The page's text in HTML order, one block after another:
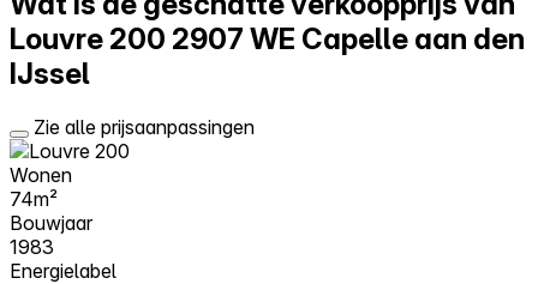
Prijzen
Log in
Louvre 200 2907 WE Capelle aan den
IJssel
Zie alle prijsaanpassingen
Wonen
74m²
Bouwjaar
1983
Energielabel